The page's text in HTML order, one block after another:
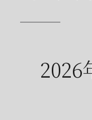
2026